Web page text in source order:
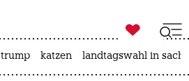

taz zahl ich
trump katzen landtagswahl in